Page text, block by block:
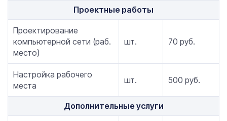
Проектные работы
Проектирование
компьютерной сети (раб.
место)
шт. 70 руб.
Настройка рабочего
места
шт. 500 руб.
Дополнительные услуги